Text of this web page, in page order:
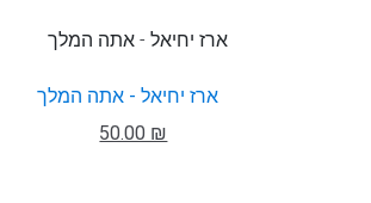
ארז יחיאל - אתה המלך
50.00 ₪